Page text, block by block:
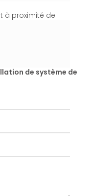
à proximité de :
de système de